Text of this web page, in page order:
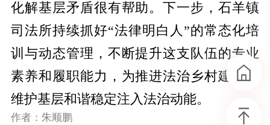
化解基层矛盾很有帮助。下一步，石羊镇
司法所持续抓好“法律明白人”的常态化培
训与动态管理，不断提升这支队伍的专业
素养和履职能力，为推进法治乡村建设、
维护基层和谐稳定注入法治动能。
作者：朱顺鹏